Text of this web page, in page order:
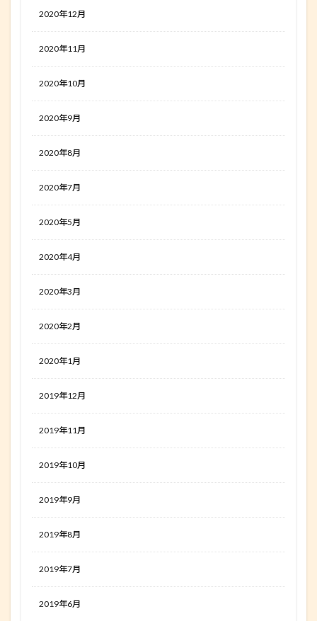
2020年12月
2020年11月
2020年10月
2020年9月
2020年8月
2020年7月
2020年5月
2020年4月
2020年3月
2020年2月
2020年1月
2019年12月
2019年11月
2019年10月
2019年9月
2019年8月
2019年7月
2019年6月